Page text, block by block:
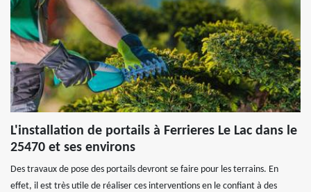
L'installation de portails à Ferrieres Le Lac dans le
25470 et ses environs
Des travaux de pose des portails devront se faire pour les terrains. En
effet, il est très utile de réaliser ces interventions en le confiant à des